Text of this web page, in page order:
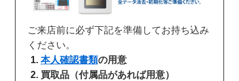
ご来店前に必ず下記を準備してお持ち込み
ください。
本人確認書類の用意
買取品（付属品があれば用意）